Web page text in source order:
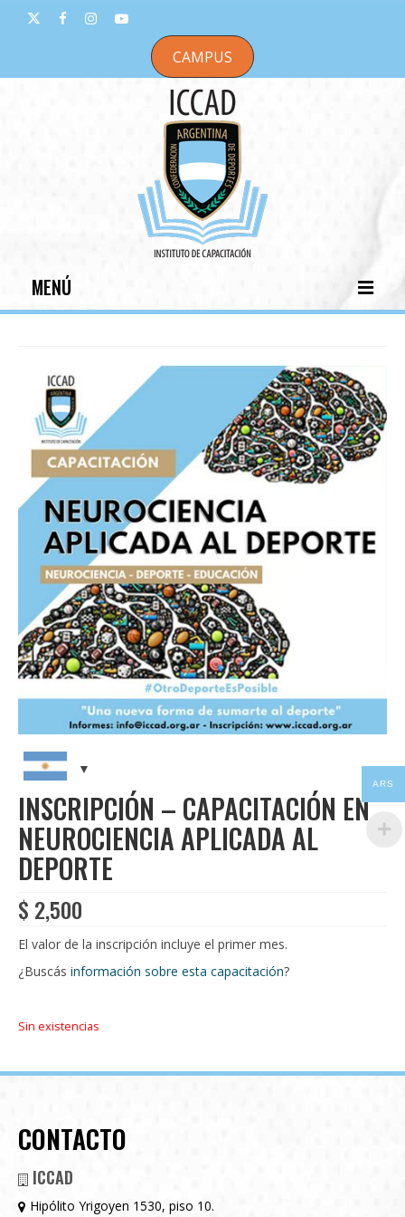
CAMPUS
MENÚ
INSTITUCIONAL
CAPACITACIONES
NOTICIAS
CONTACTO
INSCRIPCIÓN – CAPACITACIÓN EN
NEUROCIENCIA APLICADA AL
DEPORTE
$ 2,500
El valor de la inscripción incluye el primer mes.
¿Buscás información sobre esta capacitación?
Sin existencias
CONTACTO
ICCAD
Hipólito Yrigoyen 1530, piso 10.
ARS